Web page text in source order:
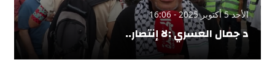
الأحد 5 أكتوبر 2025 - 16:06
د جمال العسري :لا إنتصار..